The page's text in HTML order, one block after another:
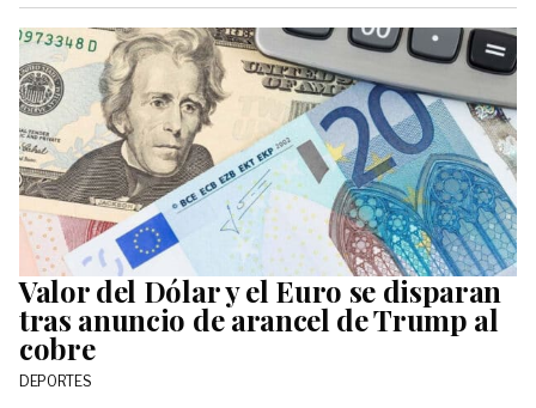
Valor del Dólar y el Euro se disparan
tras anuncio de arancel de Trump al
cobre
DEPORTES